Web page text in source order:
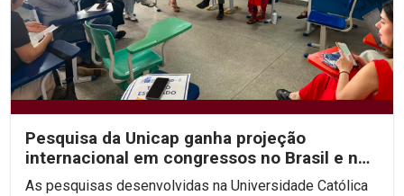
Pesquisa da Unicap ganha projeção
internacional em congressos no Brasil e no
México
As pesquisas desenvolvidas na Universidade Católica